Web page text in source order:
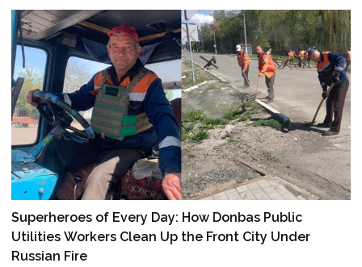
Superheroes of Every Day: How Donbas Public
Utilities Workers Clean Up the Front City Under
Russian Fire